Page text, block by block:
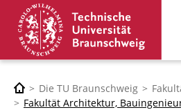
Die TU Braunschweig
Fakultät Architektur,